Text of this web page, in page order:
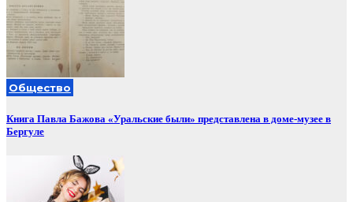
Общество
Книга Павла Бажова «Уральские были» представлена в доме-музее в
Бергуле